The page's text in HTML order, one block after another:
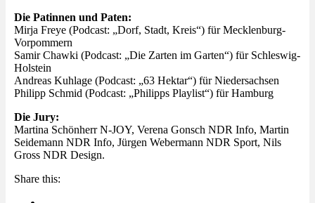
Die Patinnen und Paten:
Mirja Freye (Podcast: „Dorf, Stadt, Kreis“) für Mecklenburg-
Vorpommern
Samir Chawki (Podcast: „Die Zarten im Garten“) für Schleswig-
Holstein
Andreas Kuhlage (Podcast: „63 Hektar“) für Niedersachsen
Philipp Schmid (Podcast: „Philipps Playlist“) für Hamburg
Die Jury:
Martina Schönherr N-JOY, Verena Gonsch NDR Info, Martin
Seidemann NDR Info, Jürgen Webermann NDR Sport, Nils
Gross NDR Design.
Share this: